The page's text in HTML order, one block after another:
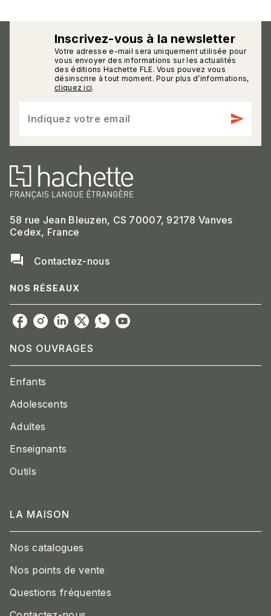
Inscrivez-vous à la newsletter
Votre adresse e-mail sera uniquement utilisée pour
vous envoyer des informations sur les actualités
des éditions Hachette FLE. Vous pouvez vous
désinscrire à tout moment. Pour plus d’informations,
cliquez ici.
Indiquez votre email send
58 rue Jean Bleuzen, CS 70007, 92178 Vanves
Cedex, France
question_answer Contactez-nous
NOS RÉSEAUX
NOS OUVRAGES
Enfants
Adolescents
Adultes
Enseignants
Outils
LA MAISON
Nos catalogues
Nos points de vente
Questions fréquentes